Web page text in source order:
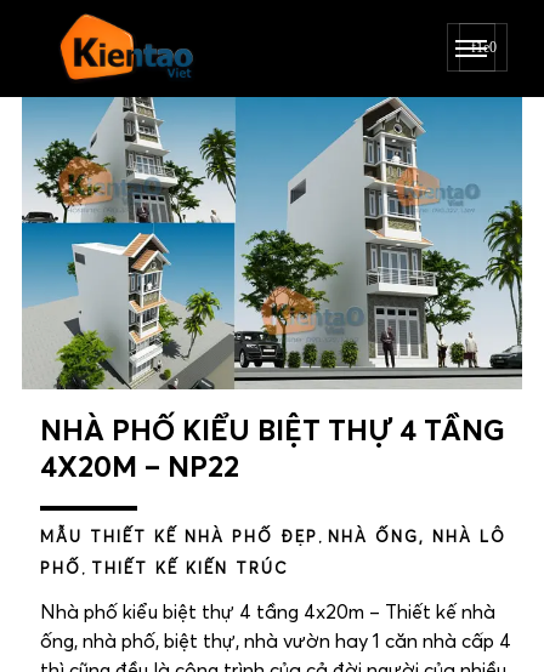
NHÀ PHỐ KIỂU BIỆT THỰ 4 TẦNG
4X20M – NP22
MẪU THIẾT KẾ NHÀ PHỐ ĐẸP ,
NHÀ ỐNG, NHÀ LÔ
PHỐ , THIẾT KẾ KIẾN TRÚC
Nhà phố kiểu biệt thự 4 tầng 4x20m – Thiết kế nhà
ống, nhà phố, biệt thự, nhà vườn hay 1 căn nhà cấp 4